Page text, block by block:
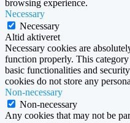
browsing experience.
Necessary
Necessary
Altid aktiveret
Necessary cookies are
function properly. This
basic functionalities and
cookies do not store any
Non-necessary
Non-necessary
Any cookies that may not be